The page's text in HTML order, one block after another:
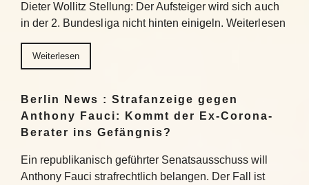
Dieter Wollitz Stellung: Der Aufsteiger wird sich auch
in der 2. Bundesliga nicht hinten einigeln. Weiterlesen
Weiterlesen
Berlin News : Strafanzeige gegen
Anthony Fauci: Kommt der Ex-Corona-
Berater ins Gefängnis?
Ein republikanisch geführter Senatsausschuss will
Anthony Fauci strafrechtlich belangen. Der Fall ist